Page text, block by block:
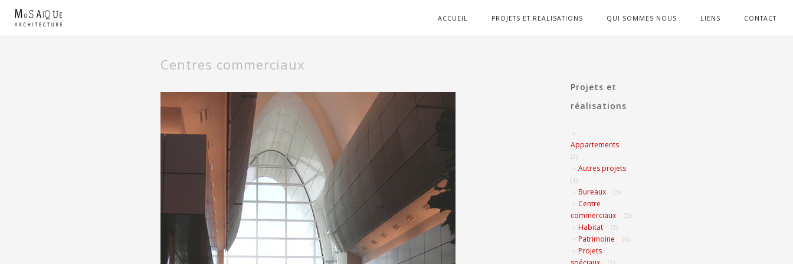
ACCUEIL PROJETS ET REALISATIONS QUI SOMMES NOUS LIENS CONTACT
Centres commerciaux
Projets et
réalisations
Appartements
(2)
Autres projets
(1)
Bureaux (3)
Centre
commerciaux
(2)
Habitat (3)
Patrimoine (4)
Projets